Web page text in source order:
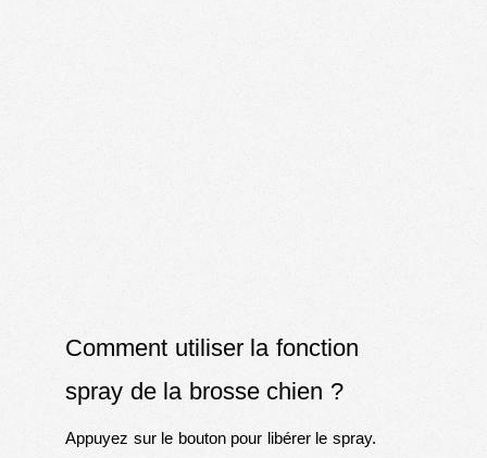
Comment utiliser la fonction
spray de la brosse chien ?
Appuyez sur le bouton pour libérer le spray.